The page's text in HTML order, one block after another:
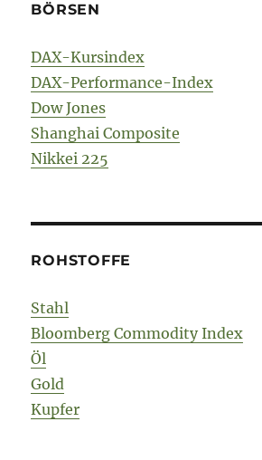
BÖRSEN
DAX-Kursindex
DAX-Performance-Index
Dow Jones
Shanghai Composite
Nikkei 225
ROHSTOFFE
Stahl
Bloomberg Commodity Index
Öl
Gold
Kupfer